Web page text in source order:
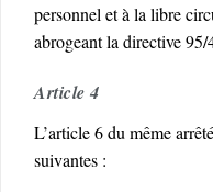
personnel et à la libre
abrogeant la directive
Article 4
L’article 6 du même
suivantes :